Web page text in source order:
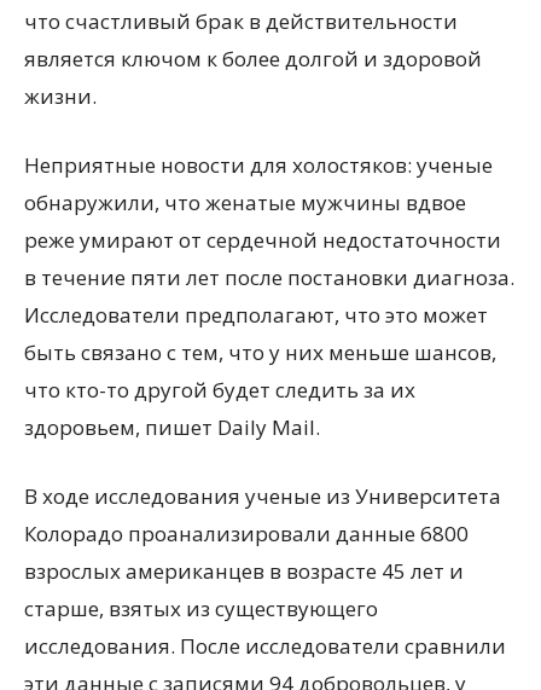
что счастливый брак в действительности
является ключом к более долгой и здоровой
жизни.
Неприятные новости для холостяков: ученые
обнаружили, что женатые мужчины вдвое
реже умирают от сердечной недостаточности
в течение пяти лет после постановки диагноза.
Исследователи предполагают, что это может
быть связано с тем, что у них меньше шансов,
что кто-то другой будет следить за их
здоровьем, пишет Daily Mail.
В ходе исследования ученые из Университета
Колорадо проанализировали данные 6800
взрослых американцев в возрасте 45 лет и
старше, взятых из существующего
исследования. После исследователи сравнили
эти данные с записями 94 добровольцев, у